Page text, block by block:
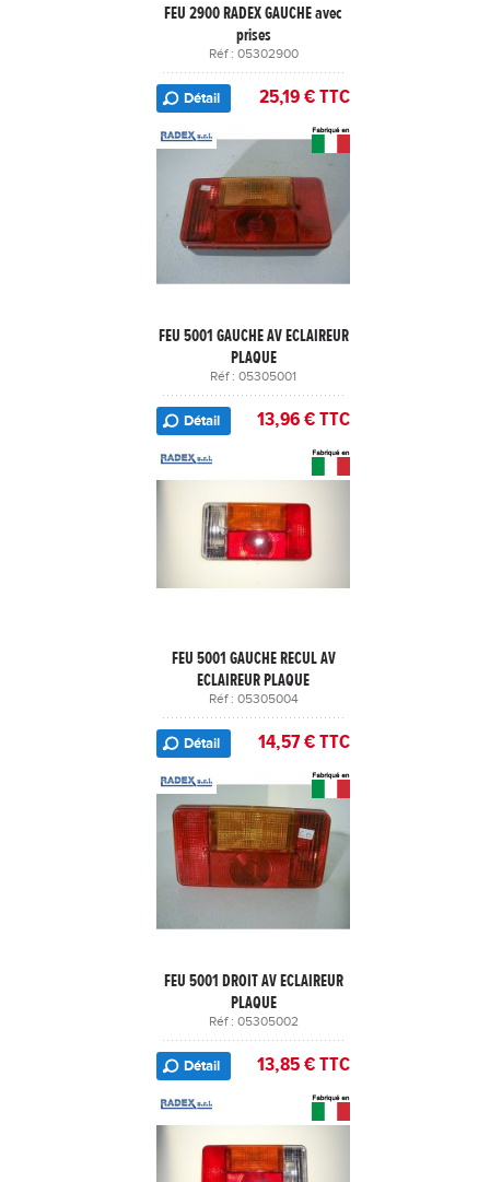
FEU 2900 RADEX GAUCHE avec
prises
Réf : 05302900
Détail 25,19 € TTC
FEU 5001 GAUCHE AV ECLAIREUR
PLAQUE
Réf : 05305001
Détail 13,96 € TTC
FEU 5001 GAUCHE RECUL AV
ECLAIREUR PLAQUE
Réf : 05305004
Détail 14,57 € TTC
FEU 5001 DROIT AV ECLAIREUR
PLAQUE
Réf : 05305002
Détail 13,85 € TTC